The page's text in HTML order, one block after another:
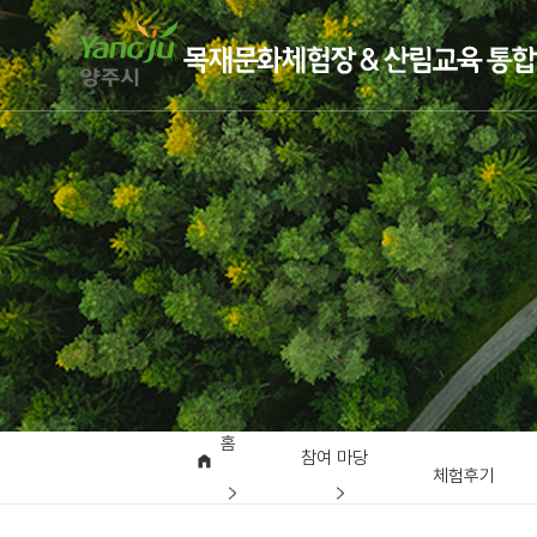
홈
참여 마당
체험후기